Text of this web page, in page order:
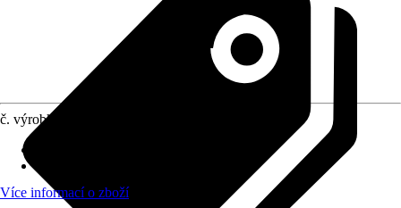
č. výrobku
Více informací o zboží